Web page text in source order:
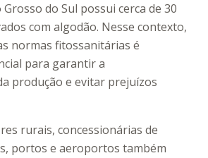
do Sul possui cerca de 30
com algodão. Nesse contexto,
normas fitossanitárias é
para garantir a
produção e evitar prejuízos
rurais, concessionárias de
portos e aeroportos também